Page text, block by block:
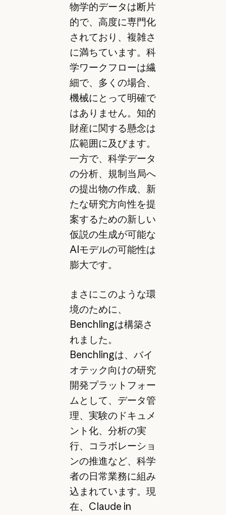
物学的データは断片
的で、高度に専門化
されており、複雑さ
に満ちています。科
学ワークフローは繊
細で、多くの場合、
機械にとって明確で
はありません。知的
財産に関する懸念は
広範囲に及びます。
一方で、科学データ
の分析、規制当局へ
の提出物の作成、新
たな研究方向性を提
案するための新しい
仮説の生成が可能な
AIモデルの可能性は
膨大です。
まさにこのような環
境のために、
Benchlingは構築さ
れました。
Benchlingは、バイ
オテック向けの研究
開発プラットフォー
ムとして、データ管
理、実験のドキュメ
ント化、分析の実
行、コラボレーショ
ンの推進など、科学
者の日常業務に組み
込まれています。現
在、Claude in